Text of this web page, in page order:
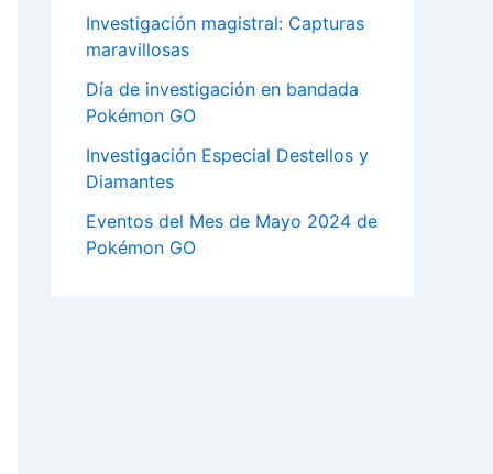
Investigación magistral: Capturas
maravillosas
Día de investigación en bandada
Pokémon GO
Investigación Especial Destellos y
Diamantes
Eventos del Mes de Mayo 2024 de
Pokémon GO